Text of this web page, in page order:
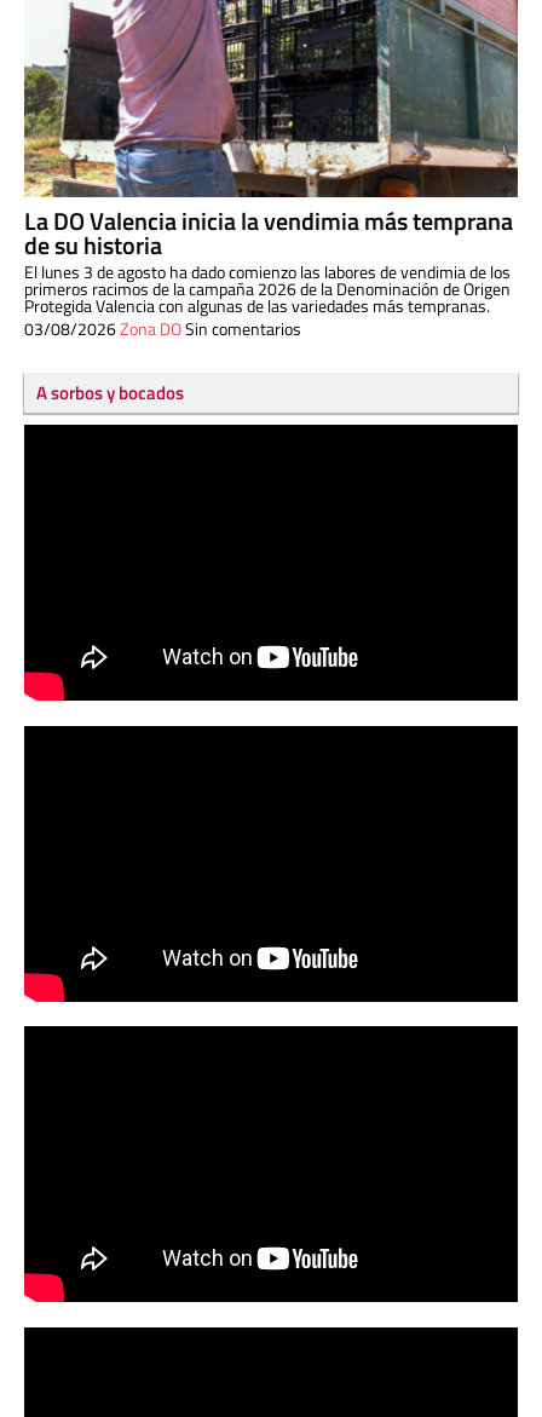
La DO Valencia inicia la vendimia más temprana
de su historia
El lunes 3 de agosto ha dado comienzo las labores de vendimia de los
primeros racimos de la campaña 2026 de la Denominación de Origen
Protegida Valencia con algunas de las variedades más tempranas.
03/08/2026Zona DOSin comentarios
A sorbos y bocados